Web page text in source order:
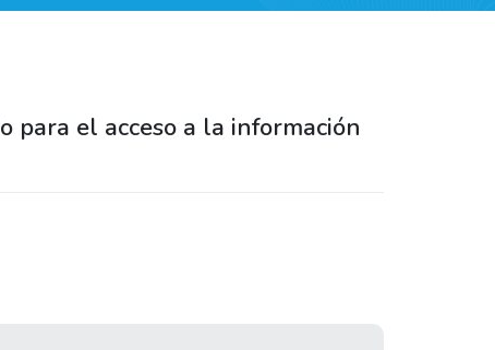
para el acceso a la información